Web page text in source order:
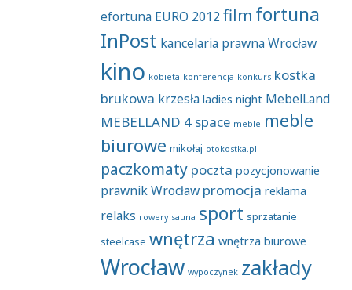
efortuna EURO 2012film fortuna
InPost kancelaria prawna Wrocław
kino kobieta konferencja konkurs kostka
brukowa krzesła ladies night MebelLand
MEBELLAND 4 space meble meble
biurowe mikołaj otokostka.pl
paczkomaty poczta pozycjonowanie
prawnik Wrocław promocja reklama
relaks rowery sauna sport sprzatanie
steelcase wnętrza wnętrza biurowe
Wrocław wypoczynek zakłady